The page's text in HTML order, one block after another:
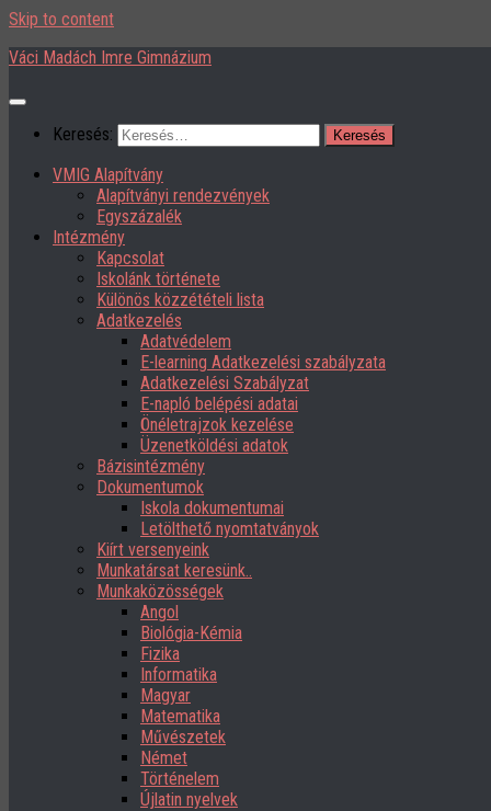
Skip to content
Váci Madách Imre Gimnázium
Keresés:
VMIG Alapítvány
Alapítványi rendezvények
Egyszázalék
Intézmény
Kapcsolat
Iskolánk története
Különös közzétételi lista
Adatkezelés
Adatvédelem
E-learning Adatkezelési szabályzata
Adatkezelési Szabályzat
E-napló belépési adatai
Önéletrajzok kezelése
Üzenetköldési adatok
Bázisintézmény
Dokumentumok
Iskola dokumentumai
Letölthető nyomtatványok
Kiírt versenyeink
Munkatársat keresünk..
Munkaközösségek
Angol
Biológia-Kémia
Fizika
Informatika
Magyar
Matematika
Művészetek
Német
Történelem
Újlatin nyelvek